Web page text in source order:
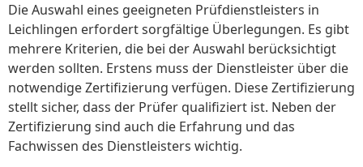
Die Auswahl eines geeigneten Prüfdienstleisters in
Leichlingen erfordert sorgfältige Überlegungen. Es gibt
mehrere Kriterien, die bei der Auswahl berücksichtigt
werden sollten. Erstens muss der Dienstleister über die
notwendige Zertifizierung verfügen. Diese Zertifizierung
stellt sicher, dass der Prüfer qualifiziert ist. Neben der
Zertifizierung sind auch die Erfahrung und das
Fachwissen des Dienstleisters wichtig.